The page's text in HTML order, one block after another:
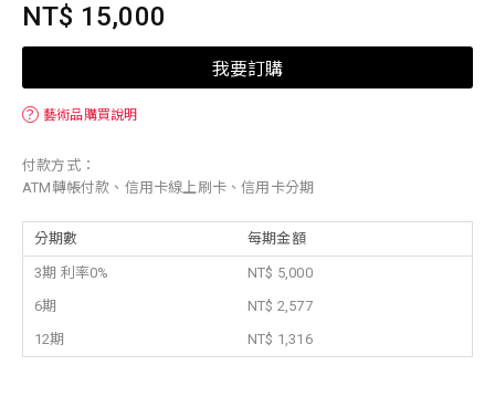
NT$ 15,000
我要訂購
？ 藝術品購買說明
付款方式：
ATM轉帳付款、信用卡線上刷卡、信用卡分期
分期數 每期金額
3期 利率0%
NT$ 5,000
6期
NT$ 2,577
12期
NT$ 1,316